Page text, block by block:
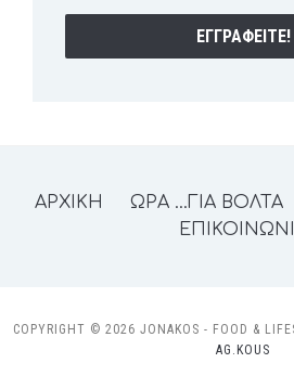
ΑΡΧΙΚΗ ΩΡΑ …ΓΙΑ ΒΟΛΤΑ
COPYRIGHT © 2026 JONAKOS - FOOD &
AG.KOUS